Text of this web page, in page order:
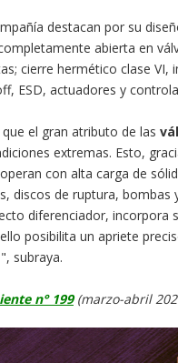
destacan por su
abierta en
cierre hermético clase
ESD, actuadores y
el gran atributo de las
extremas. Esto,
con alta carga de
discos de ruptura,
diferenciador,
posibilita un apriete
subraya.
n° 199(marzo-abril